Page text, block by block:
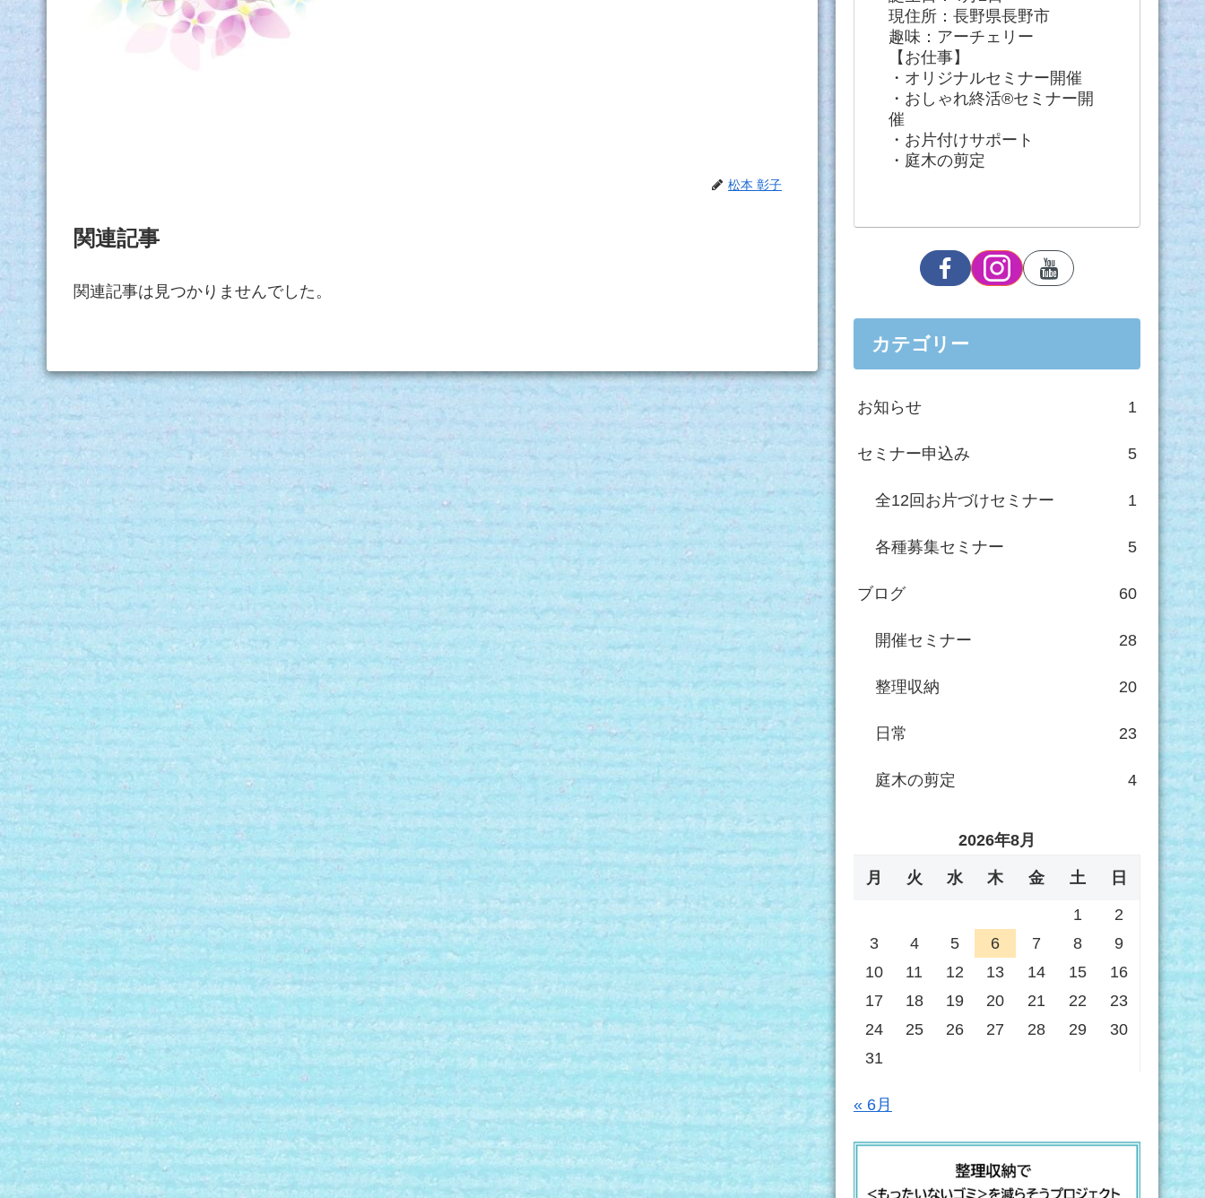
松本 彰子
関連記事
関連記事は見つかりませんでした。
現住所：長野県長野市
趣味：アーチェリー
【お仕事】
・オリジナルセミナー開催
・おしゃれ終活®セミナー開
催
・お片付けサポート
・庭木の剪定
カテゴリー
お知らせ 1
セミナー申込み 5
全12回お片づけセミナー 1
各種募集セミナー 5
ブログ 60
開催セミナー 28
整理収納 20
日常 23
庭木の剪定 4
2026年8月
月 火 水 木 金 土 日
1
2
3
4 5 6 7 8
9
10
11 12 13 14 15
16
17
18 19 20 21 22
23
24
25 26 27 28 29
30
31
« 6月